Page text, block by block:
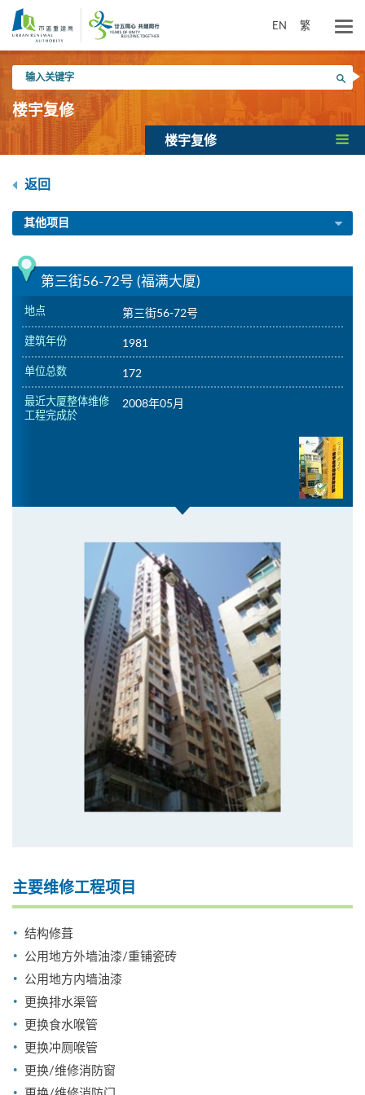
内
EN 繁
入
关
键
搜寻
楼宇复修
楼宇复修
返回
其他项目
第三街56-72号 (福满大厦)
地点 第三街56-72号
建筑年份 1981
单位总数 172
最近大厦整体维修
工程完成於
2008年05月
主要维修工程项目
结构修葺
公用地方外墙油漆/重铺瓷砖
公用地方内墙油漆
更换排水渠管
更换食水喉管
更换冲厕喉管
更换/维修消防窗